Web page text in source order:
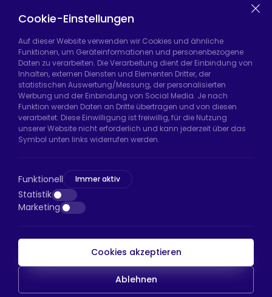
Casters
Hadımköy Fabrik:Atatürk Sanayi Bölgesi,
Uzunçayır Caddesi, No:11 Hadımköy, 34555
Arnavutköy/İstanbul
Telefon: +90 212 640 66 46
E-Mail: export@htsteker.com
D:a, 34045 Bayrampaşa/İstanbul
Telefon:+90 530 044 64 87
E-Mail: info@htsteker.com
HTS-Zahlung
Cookie-Einstellungen
Auf dieser Website verwenden wir Cookies und ähnliche
Funktionen, um Geräteinformationen und personenbezogene
Daten zu verarbeiten. Die Verarbeitung dient der Einbindung von
Inhalten, externen Diensten und Elementen Dritter, der
statistischen Auswertung/Messung, der personalisierten
Werbung und der Einbindung von Social Media. Je nach
Funktion werden Daten an Dritte übertragen und von diesen
verarbeitet. Diese Einwilligung ist freiwillig, für die Nutzung
unserer Website nicht erforderlich und kann jederzeit über das
Symbol unten links widerrufen werden.
Funktionell Immer aktiv
Statistik
Marketing
Cookies akzeptieren
Ablehnen